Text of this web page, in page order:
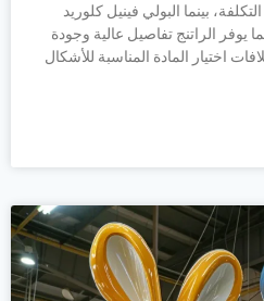
بينما البولي فينيل كلوريد
يوفر الراتنج تفاصيل عالية وجودة
اختيار المادة المناسبة للأشكال